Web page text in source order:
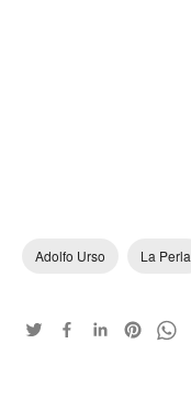
Adolfo Urso La Perla